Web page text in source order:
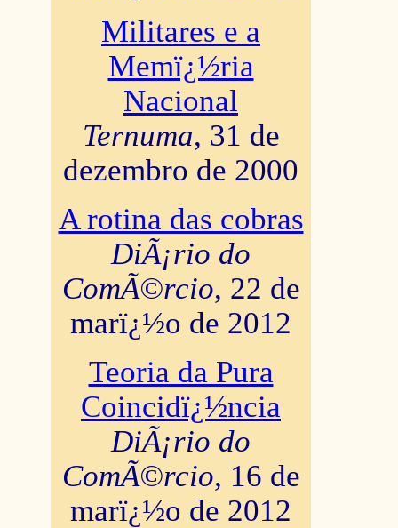
Militares e a
Memï¿½ria
Nacional
Ternuma, 31 de
dezembro de 2000
A rotina das cobras
DiÃ¡rio do
ComÃ©rcio, 22 de
marï¿½o de 2012
Teoria da Pura
Coincidï¿½ncia
DiÃ¡rio do
ComÃ©rcio, 16 de
marï¿½o de 2012